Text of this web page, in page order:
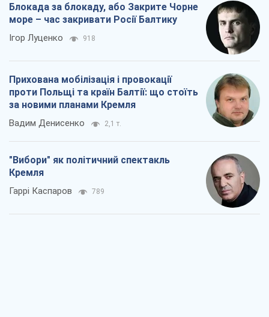
Блокада за блокаду, або Закрите Чорне
море – час закривати Росії Балтику
Ігор Луценко 918
Прихована мобілізація і провокації
проти Польщі та країн Балтії: що стоїть
за новими планами Кремля
Вадим Денисенко 2,1 т.
"Вибори" як політичний спектакль
Кремля
Гаррі Каспаров 789